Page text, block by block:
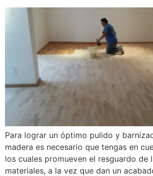
Para lograr un óptimo pulido y
madera es necesario que tengas en
los cuales promueven el resguardo de
materiales, a la vez que dan un